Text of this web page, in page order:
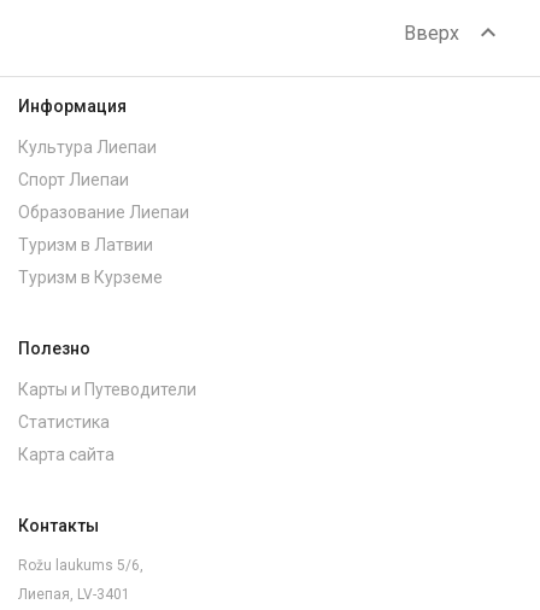
Вверх expand_less
Информация
Культура Лиепаи
Спорт Лиепаи
Образование Лиепаи
Туризм в Латвии
Туризм в Курземе
Полезно
Карты и Путеводители
Статистика
Карта сайта
Контакты
Rožu laukums 5/6,
Лиепая, LV-3401